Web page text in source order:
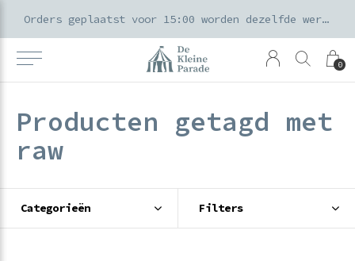
0
Orders geplaatst voor 15:00 worden dezelfde werkdag verzonden
Producten getagd met
raw
Categorieën Filters